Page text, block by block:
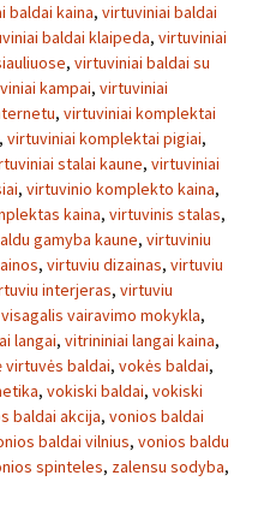
baldai kaina, virtuviniai baldai
baldai klaipeda, virtuviniai
, virtuviniai baldai su
kampai, virtuviniai
, virtuviniai komplektai
, virtuviniai komplektai pigiai,
stalai kaune, virtuviniai
, virtuvinio komplekto kaina,
kaina, virtuvinis stalas,
gamyba kaune, virtuviniu
, virtuviu dizainas, virtuviu
interjeras, virtuviu
visagalis vairavimo mokykla,
langai, vitrininiai langai kaina,
virtuvės baldai, vokės baldai,
, vokiski baldai, vokiski
baldai akcija, vonios baldai
baldai vilnius, vonios baldu
spinteles, zalensu sodyba,